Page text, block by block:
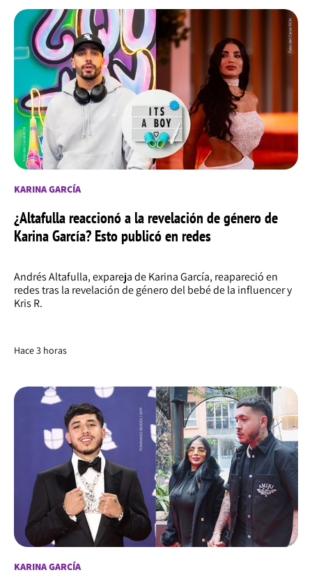
KARINA GARCÍA
¿Altafulla reaccionó a la revelación de género de
Karina García? Esto publicó en redes
Andrés Altafulla, expareja de Karina García, reapareció en
redes tras la revelación de género del bebé de la influencer y
Kris R.
Hace 3 horas
KARINA GARCÍA